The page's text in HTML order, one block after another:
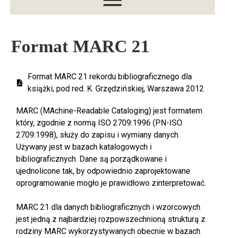
Format MARC 21
Format MARC 21 rekordu bibliograficznego dla
książki, pod red. K. Grzędzińskiej, Warszawa 2012
MARC (MAchine-Readable Cataloging) jest formatem
który, zgodnie z normą ISO 2709:1996 (PN-ISO
2709:1998), służy do zapisu i wymiany danych.
Używany jest w bazach katalogowych i
bibliograficznych. Dane są porządkowane i
ujednolicone tak, by odpowiednio zaprojektowane
oprogramowanie mogło je prawidłowo zinterpretować.
MARC 21 dla danych bibliograficznych i wzorcowych
jest jedną z najbardziej rozpowszechnioną strukturą z
rodziny MARC wykorzystywanych obecnie w bazach